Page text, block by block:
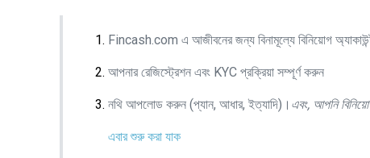
Fincash.com এ আজীবনের জন্য বিনামূল্যে বিনিয়োগ
আপনার রেজিস্ট্রেশন এবং KYC প্রক্রিয়া সম্পূর্ণ করুন
নথি আপলোড করুন (প্যান, আধার, ইত্যাদি)। এবং, আপনি
এবার শুরু করা যাক